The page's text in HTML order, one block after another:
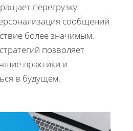
перегрузку
сообщений
более значимым.
позволяет
практики и
в будущем.